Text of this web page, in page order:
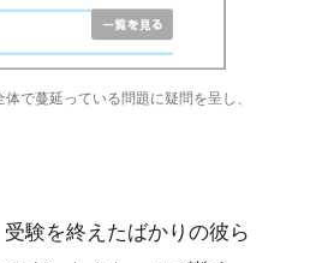
で蔓延っている問題に疑問を呈し、
験を終えたばかりの彼ら